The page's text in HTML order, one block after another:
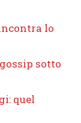
lo
sotto
quel